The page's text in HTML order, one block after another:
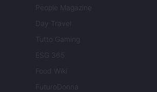
People Magazine
Day Travel
Tutto Gaming
ESG 365
Food Wiki
FuturoDonna